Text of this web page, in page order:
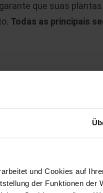
und Cookies auf
der Funktionen der
que suas
Todas as principais
no local. Em caso
tomar medidas